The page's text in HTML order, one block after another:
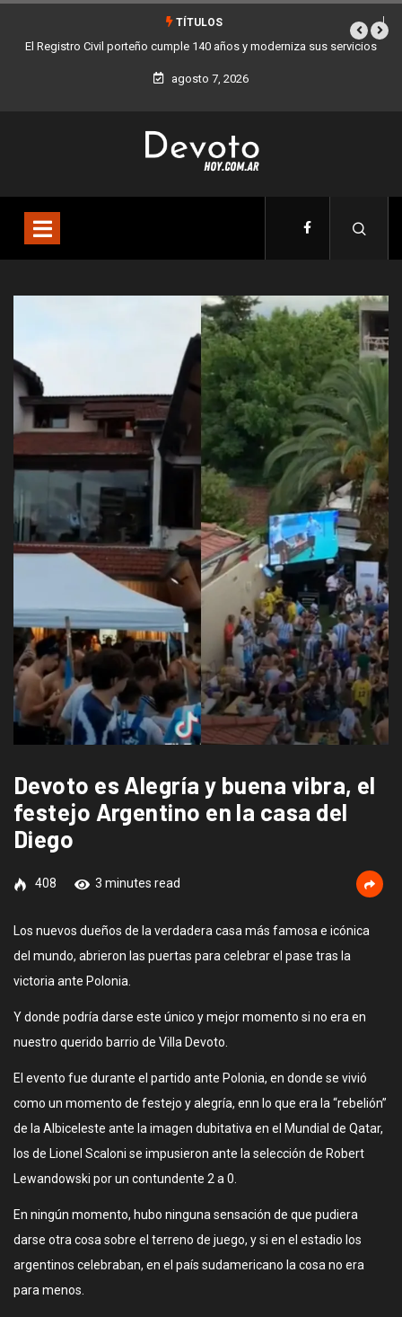
TÍTULOS
servicios Buenos Aires sumó 12 nuevos Bares Notables y ya son 90 en
la Ciudad
agosto 7, 2026
Devoto es Alegría y buena vibra, el
festejo Argentino en la casa del
Diego
408 3 minutes read
Los nuevos dueños de la verdadera casa más famosa e icónica
del mundo, abrieron las puertas para celebrar el pase tras la
victoria ante Polonia.
Y donde podría darse este único y mejor momento si no era en
nuestro querido barrio de Villa Devoto.
El evento fue durante el partido ante Polonia, en donde se vivió
como un momento de festejo y alegría, enn lo que era la “rebelión”
de la Albiceleste ante la imagen dubitativa en el Mundial de Qatar,
los de Lionel Scaloni se impusieron ante la selección de Robert
Lewandowski por un contundente 2 a 0.
En ningún momento, hubo ninguna sensación de que pudiera
darse otra cosa sobre el terreno de juego, y si en el estadio los
argentinos celebraban, en el país sudamericano la cosa no era
para menos.